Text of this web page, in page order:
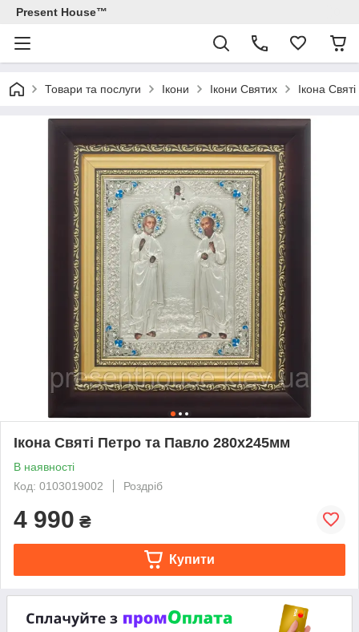
Present House™
Товари та послуги Ікони Ікони Святих Ікона
Ікона Святі Петро та Павло 280х245мм
В наявності
Код: 0103019002
Роздріб
4 990 ₴
Купити